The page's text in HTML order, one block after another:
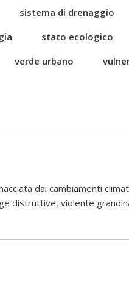
sistema di drenaggio
stato ecologico
verde urbano
dai cambiamenti
distruttive, violente